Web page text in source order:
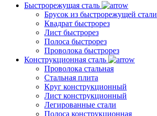
Быстрорежущая сталь
Брусок из быстрорежущей стали
Квадрат быстрорез
Лист быстрорез
Полоса быстрорез
Проволока быстрорез
Конструкционная сталь
Проволока стальная
Стальная плита
Круг конструкционный
Лист конструкционный
Легированные стали
Полоса конструкционная